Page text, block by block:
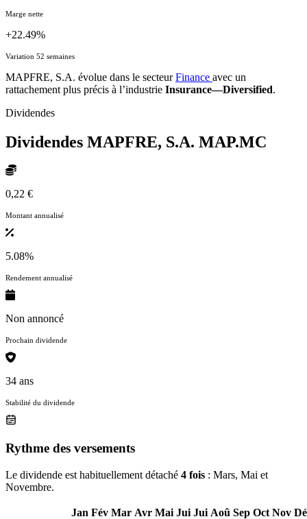
Marge nette
+22.49%
Variation 52 semaines
MAPFRE, S.A. évolue dans le secteurFinance avec un
rattachement plus précis à l’industrie Insurance—Diversified.
Dividendes
Dividendes MAPFRE, S.A. MAP.MC
0,22 €
Montant annualisé
5.08%
Rendement annualisé
Non annoncé
Prochain dividende
34 ans
Stabilité du dividende
Rythme des versements
Le dividende est habituellement détaché 4 fois : Mars, Mai et
Novembre.
Jan Fév Mar Avr Mai Jui Jui Aoû Sep Oct Nov